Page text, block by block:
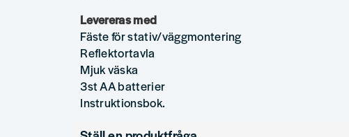
Levereras med
Fäste för stativ/väggmontering
Reflektortavla
Mjuk väska
3st AA batterier
Instruktionsbok.